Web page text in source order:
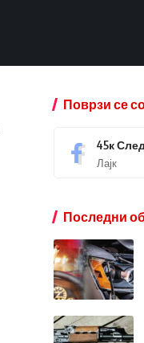
Поврзи се
45к
Лајк
Последни